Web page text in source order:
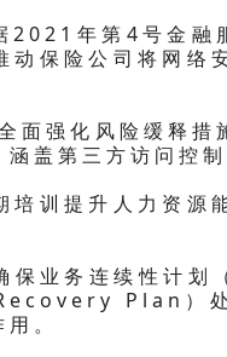
2021年第4号金
动保险公司将网络
面强化风险缓释
盖第三方访问控
培训提升人力资源
保业务连续性
Plan）处
。